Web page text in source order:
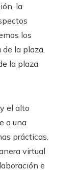
la
los
la plaza,
la plaza
y el alto
a una
prácticas.
virtual
e